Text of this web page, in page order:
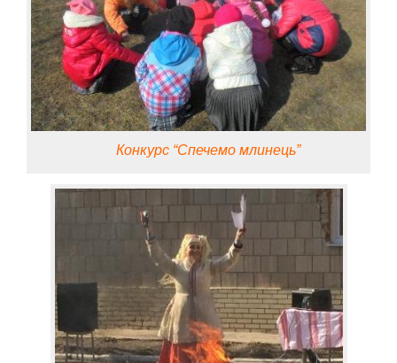
Конкурс “Спечемо млинець”